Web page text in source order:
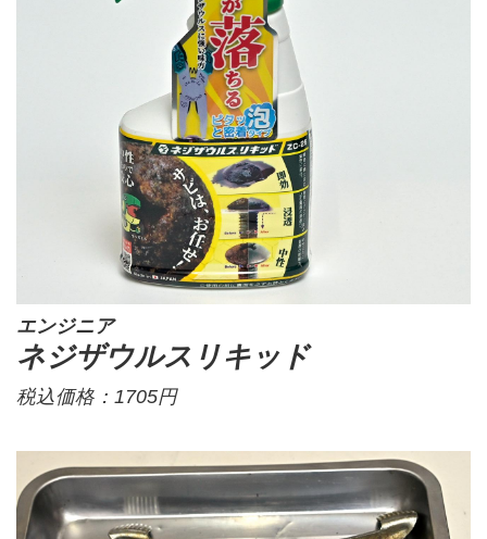
エンジニア
ネジザウルスリキッド
税込価格：1705円